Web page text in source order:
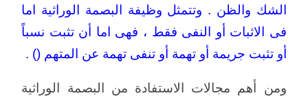
الشك والظن . وتتمثل وظيفة البصمة الوراثية اما
فى الاثبات أو النفى فقط ، فهى اما أن تثبت نسباً
أو تثبت جريمة أو تهمة أو تنفى تهمة عن المتهم () .
ومن أهم مجالات الاستفادة من البصمة الوراثية